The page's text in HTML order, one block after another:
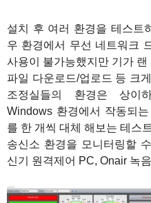
설치 후 여러 환경을 테스트
우 환경에서 무선 네트워크
사용이 불가능했지만 기가
파일 다운로드/업로드 등 크
조정실들의 환경은 상이
Windows 환경에서 작동되
를 한 개씩 대체 해보는 테스
송신소 환경을 모니터링할
신기 원격제어 PC, Onair 녹